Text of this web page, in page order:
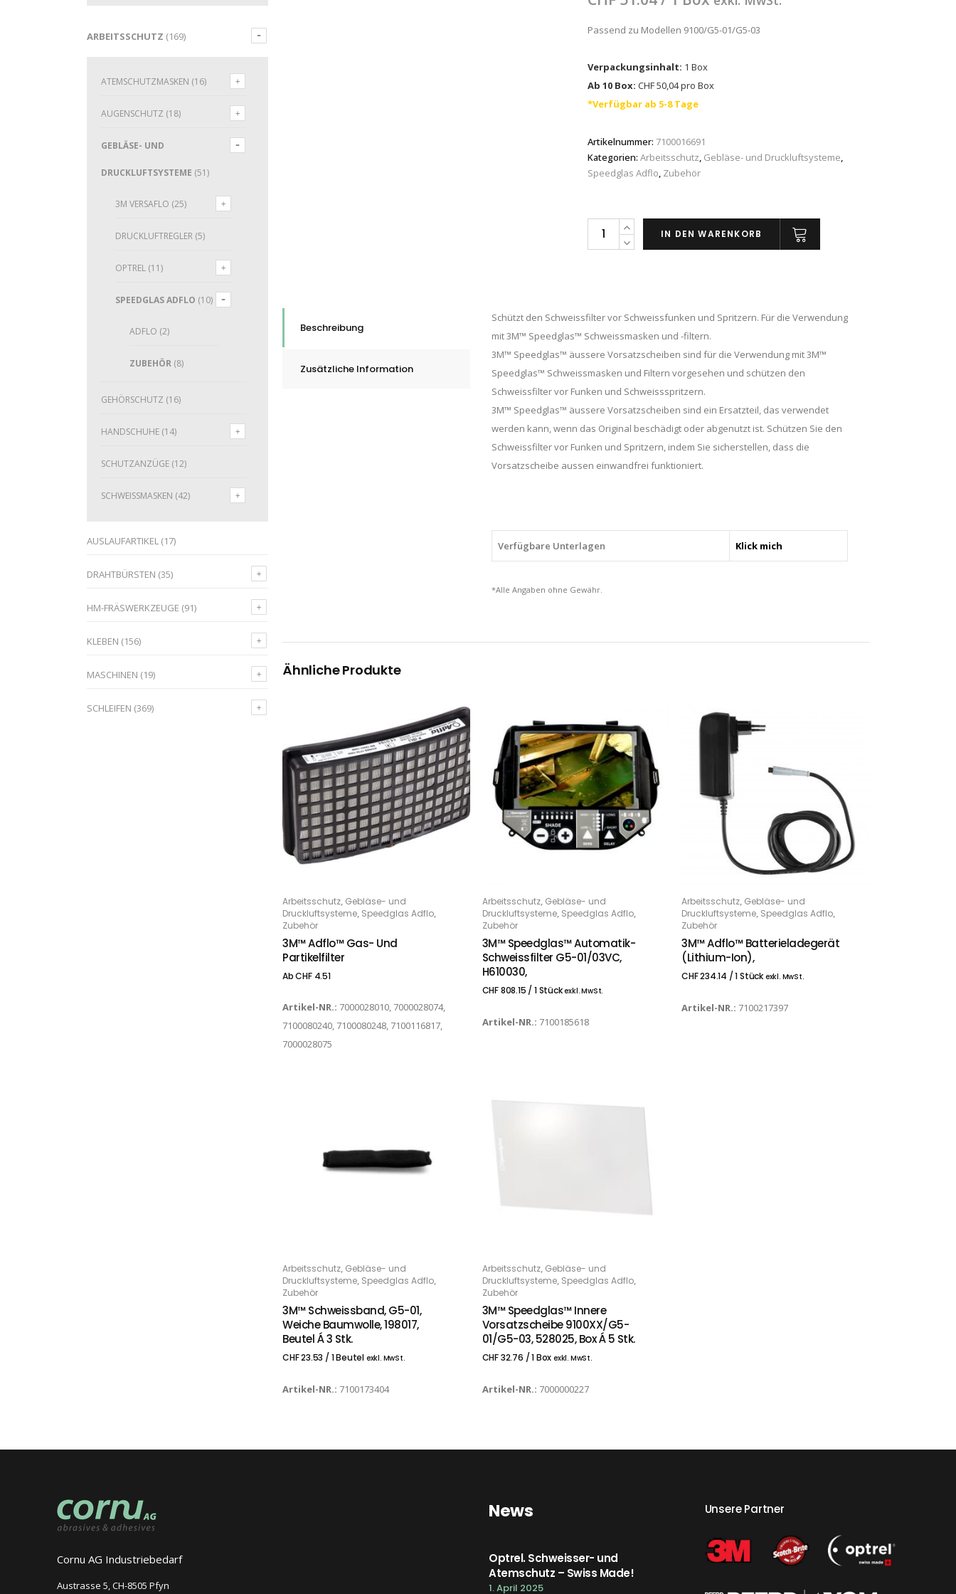
ARBEITSSCHUTZ (169)
ATEMSCHUTZMASKEN (16)
AUGENSCHUTZ (18)
GEBLÄSE- UND
DRUCKLUFTSYSTEME (51)
3M VERSAFLO (25)
DRUCKLUFTREGLER (5)
OPTREL (11)
SPEEDGLAS ADFLO (10)
ADFLO (2)
ZUBEHÖR (8)
GEHÖRSCHUTZ (16)
HANDSCHUHE (14)
SCHUTZANZÜGE (12)
SCHWEISSMASKEN (42)
AUSLAUFARTIKEL (17)
DRAHTBÜRSTEN (35)
HM-FRÄSWERKZEUGE (91)
KLEBEN (156)
MASCHINEN (19)
SCHLEIFEN (369)
Passend zu Modellen 9100/G5-01/G5-03
Verpackungsinhalt: 1 Box
Ab 10 Box: CHF 50,04 pro Box
*Verfügbar ab 5-8 Tage
Artikelnummer: 7100016691
Kategorien: Arbeitsschutz, Gebläse- und Druckluftsysteme,
Speedglas Adflo, Zubehör
3M™
Speedglas™
01/G5-
03,
Standard,
526000,
Box
á
10
Stk.
quantity
IN DEN WARENKORB
Beschreibung
Zusätzliche Information
Schützt den Schweissfilter vor Schweissfunken und Spritzern. Für die Verwendung
mit 3M™ Speedglas™ Schweissmasken und -filtern.
3M™ Speedglas™ äussere Vorsatzscheiben sind für die Verwendung mit 3M™
Speedglas™ Schweissmasken und Filtern vorgesehen und schützen den
Schweissfilter vor Funken und Schweissspritzern.
3M™ Speedglas™ äussere Vorsatzscheiben sind ein Ersatzteil, das verwendet
werden kann, wenn das Original beschädigt oder abgenutzt ist. Schützen Sie den
Schweissfilter vor Funken und Spritzern, indem Sie sicherstellen, dass die
Vorsatzscheibe aussen einwandfrei funktioniert.
Verfügbare Unterlagen Klick mich
*Alle Angaben ohne Gewähr.
Ähnliche Produkte
OPTIONS
Arbeitsschutz, Gebläse- und
Druckluftsysteme, Speedglas Adflo,
Zubehör
3M™ Adflo™ Gas- Und
Partikelfilter
AbCHF4.51
Artikel-NR.: 7000028010, 7000028074,
7100080240, 7100080248, 7100116817,
7000028075
IN DEN WARENKORB
Arbeitsschutz, Gebläse- und
Druckluftsysteme, Speedglas Adflo,
Zubehör
3M™ Speedglas™ Automatik-
Schweissfilter G5-01/03VC,
H610030,
CHF808.15 / 1 Stückexkl. MwSt.
Artikel-NR.: 7100185618
IN DEN WARENKORB
Arbeitsschutz, Gebläse- und
Druckluftsysteme, Speedglas Adflo,
Zubehör
3M™ Adflo™ Batterieladegerät
(Lithium-Ion),
CHF234.14 / 1 Stück exkl. MwSt.
Artikel-NR.: 7100217397
IN DEN WARENKORB
Arbeitsschutz Gebläse- und
Druckluftsysteme Speedglas Adflo
Zubehör
3M™ Schweissband, G5-01,
Weiche Baumwolle, 198017,
Beutel Á 3 Stk.
CHF23.53 / 1 Beutel exkl. MwSt.
Artikel-NR.: 7100173404
IN DEN WARENKORB
Arbeitsschutz, Gebläse- und
Druckluftsysteme, Speedglas Adflo,
Zubehör
3M™ Speedglas™ Innere
Vorsatzscheibe 9100XX/G5-
01/G5-03, 528025, Box Á 5 Stk.
CHF32.76 / 1 Box exkl. MwSt.
Artikel-NR.: 7000000227
Cornu AG Industriebedarf
Austrasse 5, CH-8505 Pfyn
News
Optrel. Schweisser- und
Atemschutz – Swiss Made!
1. April 2025
Unsere Partner